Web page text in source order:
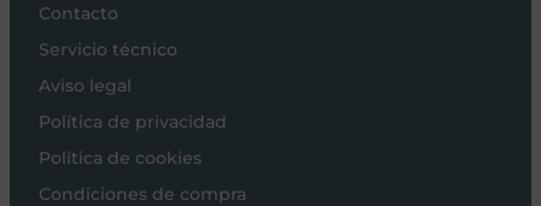
Contacto
Servicio técnico
Aviso legal
Política de privacidad
Política de cookies
Condiciones de compra